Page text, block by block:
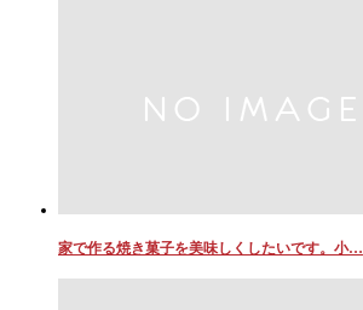
家で作る焼き菓子を美味しくしたいです。小…